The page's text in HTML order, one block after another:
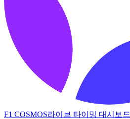
F1 COSMOS라이브 타이밍 대시보드